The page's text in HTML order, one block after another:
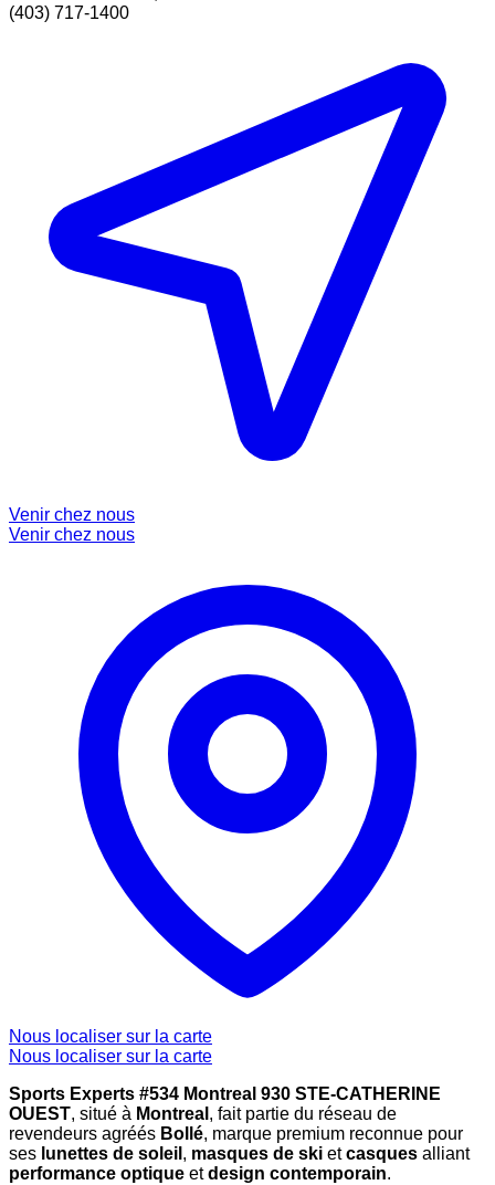
(403) 717-1400
Venir chez nous
Venir chez nous
Nous localiser sur la carte
Nous localiser sur la carte
Sports Experts #534 Montreal 930 STE-CATHERINE
OUEST, situé à Montreal , fait partie du réseau de
revendeurs agréés Bollé, marque premium reconnue pour
ses lunettes de soleil , masques de ski etcasques alliant
performance optique etdesign contemporain.